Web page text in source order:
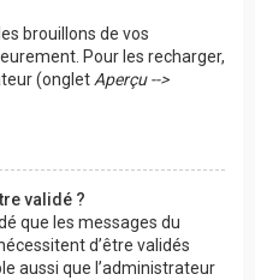
brouillons de vos
Pour les recharger,
(ongletAperçu -->
validé ?
que les messages du
d’être validés
aussi que l’administrateur